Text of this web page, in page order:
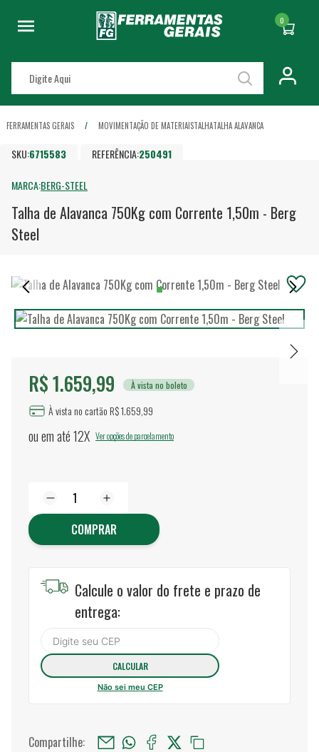
0
FERRAMENTAS GERAIS MOVIMENTAÇÃO DE MATERIAISTALHATALHA ALAVANCA
SKU:6715583 REFERÊNCIA:250491
MARCA:BERG-STEEL
Talha de Alavanca 750Kg com Corrente 1,50m - Berg
Steel
R$ 1.659,99 À vista no boleto
À vista no cartão R$ 1.659,99
ou em até12X Ver opções de parcelamento
COMPRAR
Calcule o valor do frete e prazo de
entrega:
Não sei meu CEP
Compartilhe: